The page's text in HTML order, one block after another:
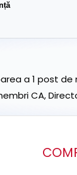
a 1 post de
CA,